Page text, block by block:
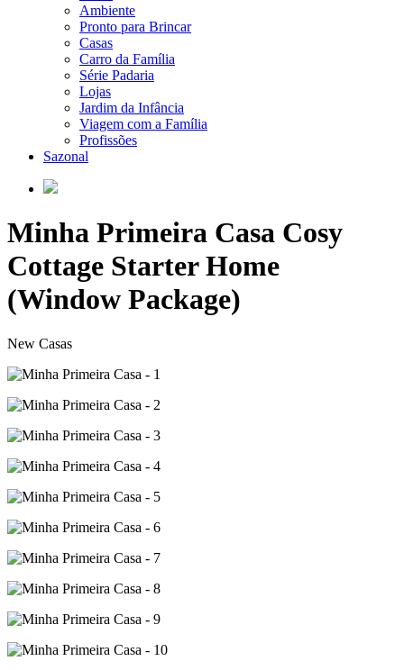
Ambiente
Pronto para Brincar
Casas
Carro da Família
Série Padaria
Lojas
Jardim da Infância
Viagem com a Família
Profissões
Sazonal
Minha Primeira Casa Cosy
Cottage Starter Home
(Window Package)
New Casas